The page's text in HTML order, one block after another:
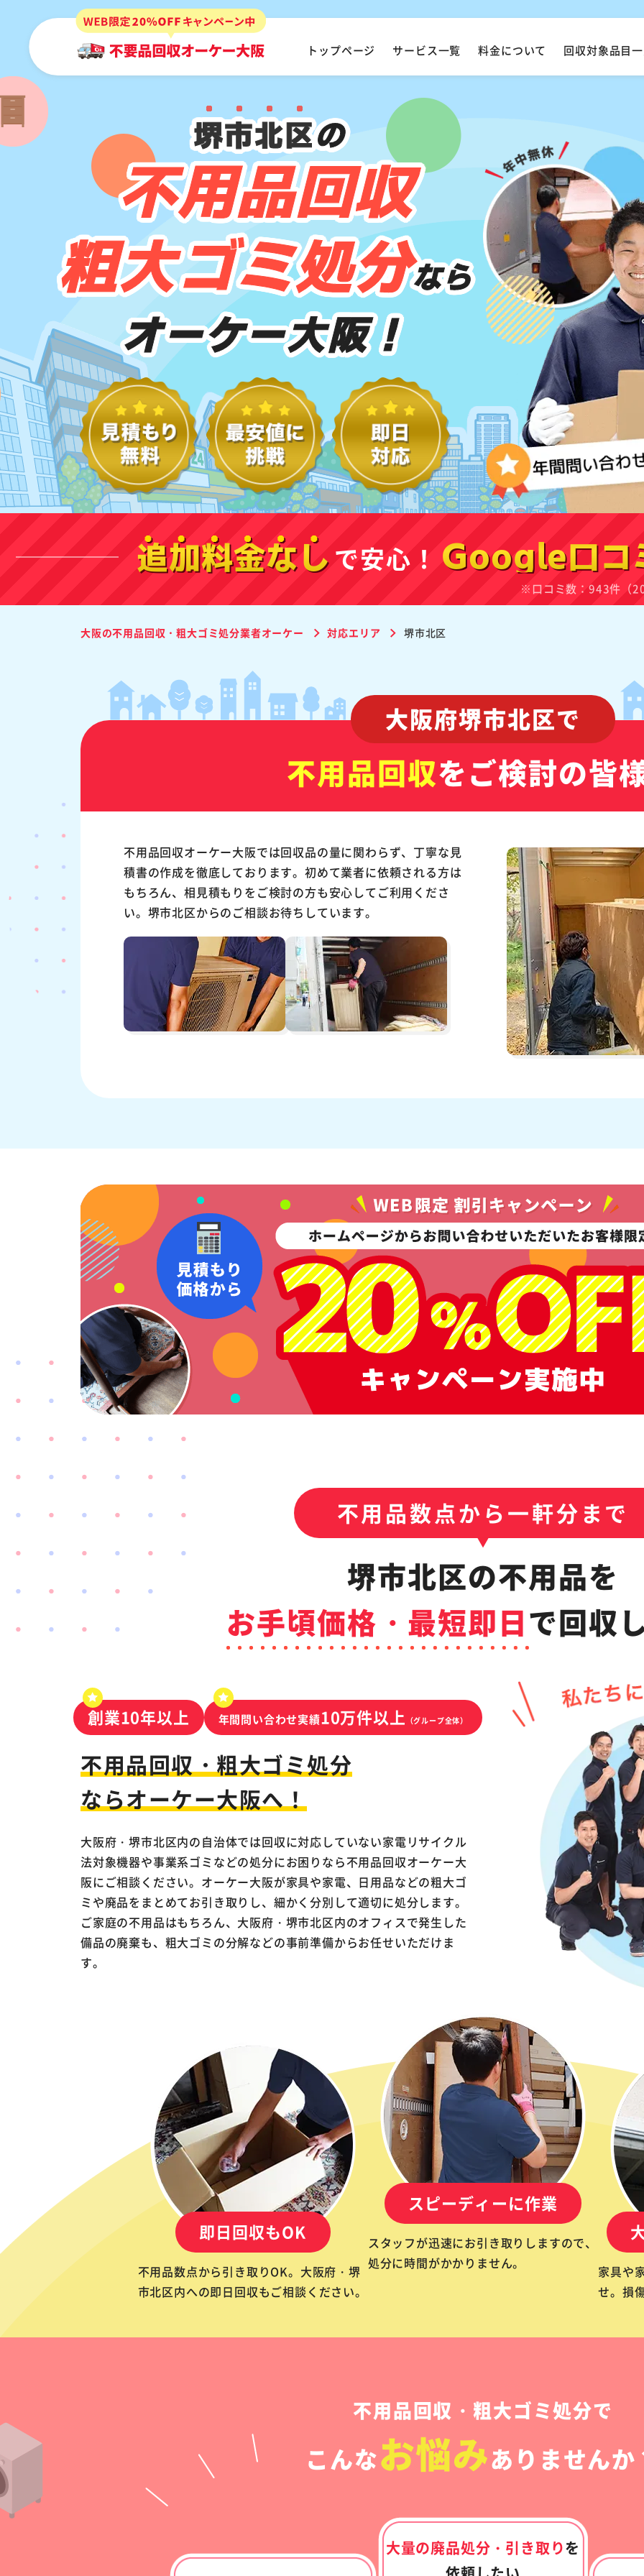
トップページ サービス一覧 料金について 回収対象品目
堺市北区の
不用品回収
粗大ゴミ処分なら
オーケー大阪！
追加料金なし で安心！ Google口
※口コミ数：943件（
大阪の不用品回収・粗大ゴミ処分業者オーケー 対応エリア 堺市北区
大阪府堺市北区で
不用品回収をご検討の皆
不用品回収オーケー大阪では回収品の量に関わらず、丁寧な見
積書の作成を徹底しております。初めて業者に依頼される方は
もちろん、相見積もりをご検討の方も安心してご利用くださ
い。堺市北区からのご相談お待ちしています。
不用品数点から一軒分まで
堺市北区の不用品を
お手頃価格・最短即日で回収
創業10年以上 年間問い合わせ実績10万件以上 （グループ全体）
不用品回収・粗大ゴミ処分
ならオーケー大阪へ！
大阪府・堺市北区内の自治体では回収に対応していない家電リサイクル
法対象機器や事業系ゴミなどの処分にお困りなら不用品回収オーケー大
阪にご相談ください。オーケー大阪が家具や家電、日用品などの粗大ゴ
ミや廃品をまとめてお引き取りし、細かく分別して適切に処分します。
ご家庭の不用品はもちろん、大阪府・堺市北区内のオフィスで発生した
備品の廃棄も、粗大ゴミの分解などの事前準備からお任せいただけま
す。
即日回収もOK
不用品数点から引き取りOK。大阪府・堺
市北区内への即日回収もご相談ください。
スピーディーに作業
スタッフが迅速にお引き取りしますので、
処分に時間がかかりません。
家具や
せ。損
不用品回収・粗大ゴミ処分で
こんなお悩みありませんか
大量の廃品処分・ 引き取りを